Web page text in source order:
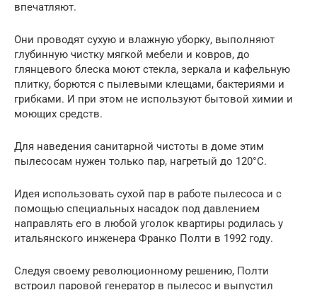
впечатляют.
Они проводят сухую и влажную уборку, выполняют
глубинную чистку мягкой мебели и ковров, до
глянцевого блеска моют стекла, зеркала и кафельную
плитку, борются с пылевыми клещами, бактериями и
грибками. И при этом не используют бытовой химии и
моющих средств.
Для наведения санитарной чистоты в доме этим
пылесосам нужен только пар, нагретый до 120°C.
Идея использовать сухой пар в работе пылесоса и с
помощью специальных насадок под давлением
направлять его в любой уголок квартиры родилась у
итальянского инженера Франко Полти в 1992 году.
Следуя своему революционному решению, Полти
встроил паровой генератор в пылесос и выпустил